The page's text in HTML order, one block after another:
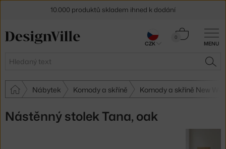
MENU
Hledat
0
Košík
Nábytek Komody a skříně Komody a skříně New
Nástěnný stolek Tana, oak
10.000 produktů skladem ihned k dodání
Sleva 5 % pro odběratele
CZK